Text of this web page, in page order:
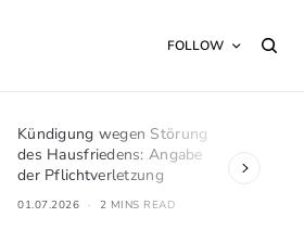
FOLLOW
Kündigung wegen Störung
des Hausfriedens: Angabe
der Pflichtverletzung
01.07.2026 2 MINS READ